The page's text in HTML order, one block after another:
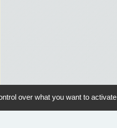
over what you want to activate